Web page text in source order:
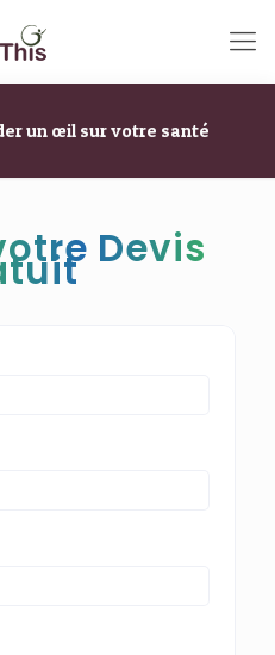
un œil sur votre santé
Devis